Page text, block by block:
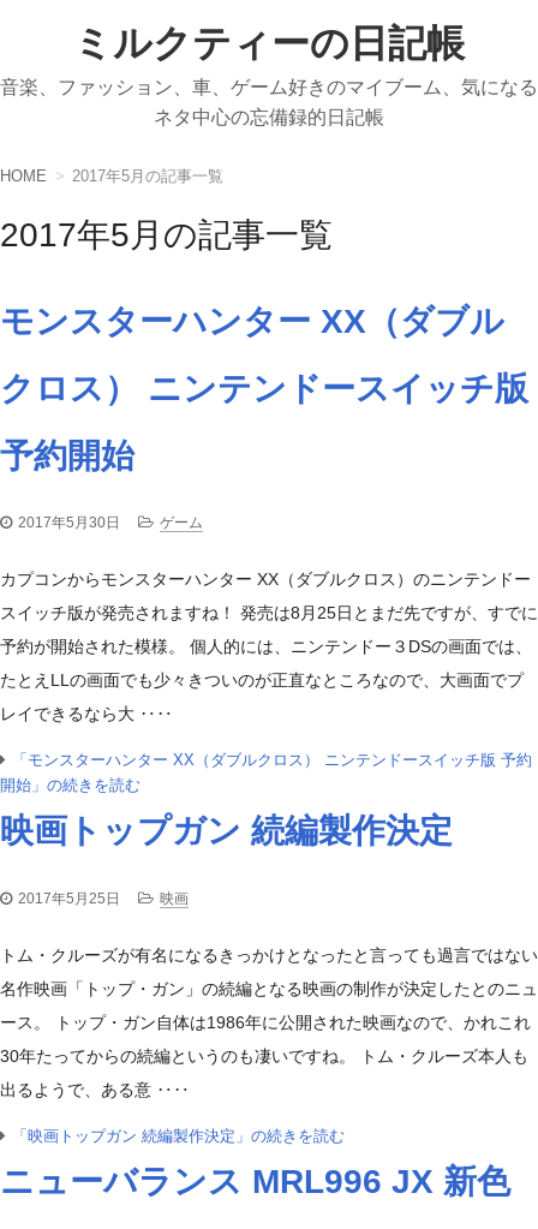
ミルクティーの日記帳
音楽、ファッション、車、ゲーム好きのマイブーム、気になる
ネタ中心の忘備録的日記帳
HOME 2017年5月の記事一覧
2017年5月の記事一覧
モンスターハンター XX（ダブル
クロス） ニンテンドースイッチ版
予約開始
2017年5月30日 ゲーム
カプコンからモンスターハンター XX（ダブルクロス）のニンテンドー
スイッチ版が発売されますね！ 発売は8月25日とまだ先ですが、すでに
予約が開始された模様。 個人的には、ニンテンドー３DSの画面では、
たとえLLの画面でも少々きついのが正直なところなので、大画面でプ
レイできるなら大 ‥‥
「モンスターハンター XX（ダブルクロス） ニンテンドースイッチ版 予約
開始」の続きを読む
映画トップガン 続編製作決定
2017年5月25日 映画
トム・クルーズが有名になるきっかけとなったと言っても過言ではない
名作映画「トップ・ガン」の続編となる映画の制作が決定したとのニュ
ース。 トップ・ガン自体は1986年に公開された映画なので、かれこれ
30年たってからの続編というのも凄いですね。 トム・クルーズ本人も
出るようで、ある意 ‥‥
「映画トップガン 続編製作決定」の続きを読む
ニューバランス MRL996 JX 新色